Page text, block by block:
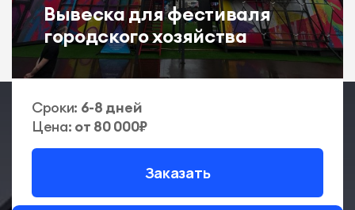
Вывеска для фестиваля
городского хозяйства
Сроки: 6-8 дней
Цена: от 80 000₽
Заказать